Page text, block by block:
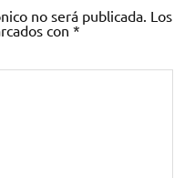
no será publicada. Los
con *